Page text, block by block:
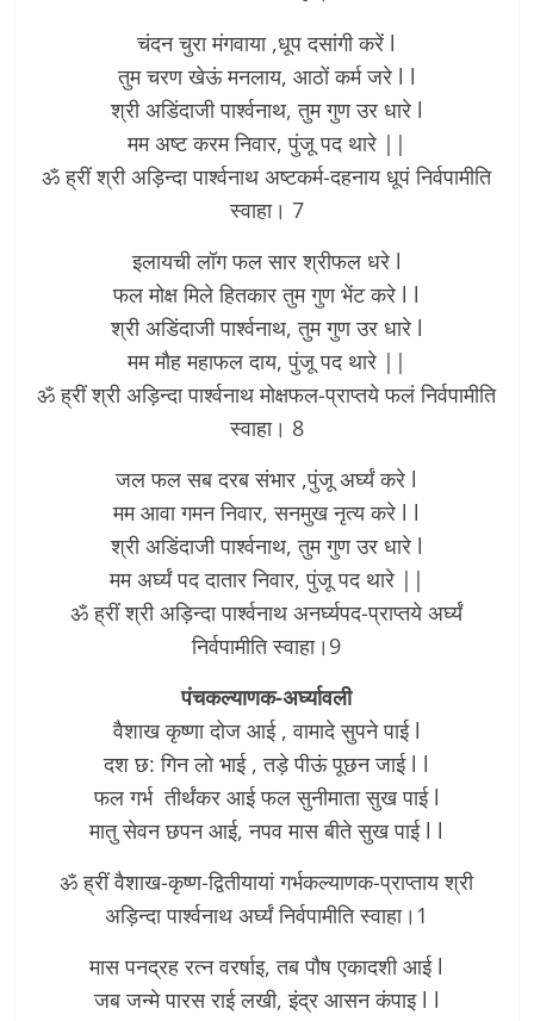
चंदन चुरा मंगवाया ,धूप दसांगी करें l
तुम चरण खेऊं मनलाय, आठों कर्म जरे l l
श्री अडिंदाजी पार्श्वनाथ, तुम गुण उर धारे l
मम अष्ट करम निवार, पुंजू पद थारे ||­
ॐ ह्रीं श्री अड़िन्दा पार्श्वनाथ अष्टकर्म-दहनाय धूपं निर्वपामीति
स्वाहा। 7
इलायची लॉग फल सार श्रीफल धरे l
फल मोक्ष मिले हितकार तुम गुण भेंट करे l l
श्री अडिंदाजी पार्श्वनाथ, तुम गुण उर धारे l
मम मौह महाफल दाय, पुंजू पद थारे ||­
ॐ ह्रीं श्री अड़िन्दा पार्श्वनाथ मोक्षफल-प्राप्तये फलं निर्वपामीति
स्वाहा। 8
जल फल सब दरब संभार ,पुंजू अर्घ्यं करे l
मम आवा गमन निवार, सनमुख नृत्य करे l l
श्री अडिंदाजी पार्श्वनाथ, तुम गुण उर धारे l
मम अर्घ्यं पद दातार निवार, पुंजू पद थारे ||­
ॐ ह्रीं श्री अड़िन्दा पार्श्वनाथ अनर्घ्यपद-प्राप्तये अर्घ्यं
निर्वपामीति स्वाहा।9
पंचकल्याणक-अर्घ्यावली
वैशाख कृष्णा दोज आई , वामादे सुपने पाई l
दश छ: गिन लो भाई , तड़े पीऊं पूछन जाई l l
फल गर्भ तीर्थंकर आई फल सुनीमाता सुख पाई l
मातु सेवन छपन आई, नपव मास बीते सुख पाई l l
ॐ ह्रीं वैशाख-कृष्ण-द्वितीयायां गर्भकल्याणक-प्राप्ताय श्री
अड़िन्दा पार्श्वनाथ अर्घ्यं निर्वपामीति स्वाहा।1
मास पनद्रह रत्न वरर्षाइ, तब पौष एकादशी आई l
जब जन्मे पारस राई लखी, इंद्र आसन कंपाइ l l